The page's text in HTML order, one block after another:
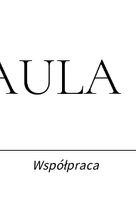
Współpraca